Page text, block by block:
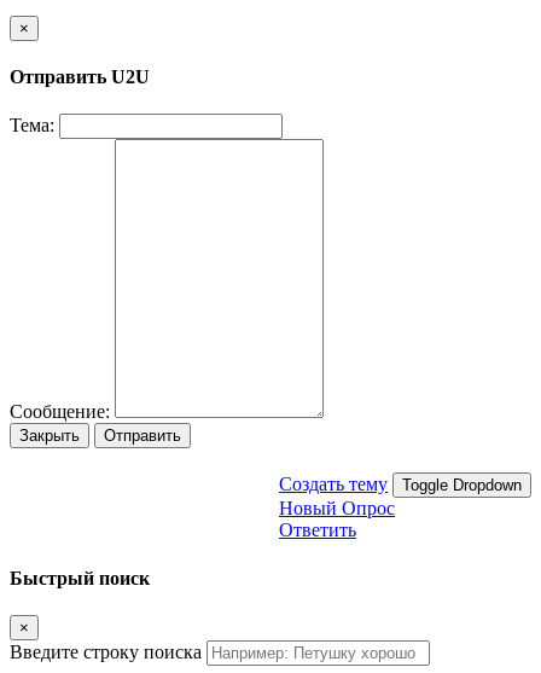
×
Отправить U2U
Тема:
Сообщение:
Закрыть Отправить
Создать тему Toggle Dropdown
Новый Опрос
Ответить
Быстрый поиск
×
Введите строку поиска